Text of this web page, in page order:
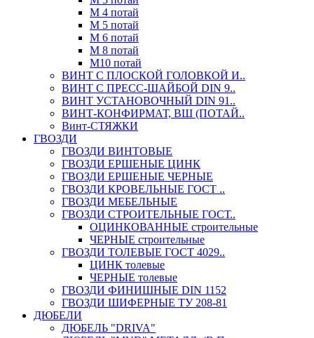
М 4 потай
М 5 потай
М 6 потай
М 8 потай
М10 потай
ВИНТ С ПЛОСКОЙ ГОЛОВКОЙ И..
ВИНТ С ПРЕСС-ШАЙБОЙ DIN 9..
ВИНТ УСТАНОВОЧНЫЙ DIN 91..
ВИНТ-КОНФИРМАТ, ВШ (ПОТАЙ..
Винт-СТЯЖКИ
ГВОЗДИ
ГВОЗДИ ВИНТОВЫЕ
ГВОЗДИ ЕРШЕНЫЕ ЦИНК
ГВОЗДИ ЕРШЕНЫЕ ЧЕРНЫЕ
ГВОЗДИ КРОВЕЛЬНЫЕ ГОСТ ..
ГВОЗДИ МЕБЕЛЬНЫЕ
ГВОЗДИ СТРОИТЕЛЬНЫЕ ГОСТ..
ОЦИНКОВАННЫЕ строительные
ЧЕРНЫЕ строительные
ГВОЗДИ ТОЛЕВЫЕ ГОСТ 4029..
ЦИНК толевые
ЧЕРНЫЕ толевые
ГВОЗДИ ФИНИШНЫЕ DIN 1152
ГВОЗДИ ШИФЕРНЫЕ ТУ 208-81
ДЮБЕЛИ
ДЮБЕЛЬ "DRIVA"